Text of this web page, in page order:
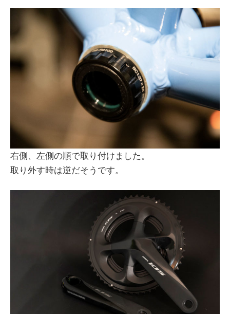
右側、左側の順で取り付けました。
取り外す時は逆だそうです。